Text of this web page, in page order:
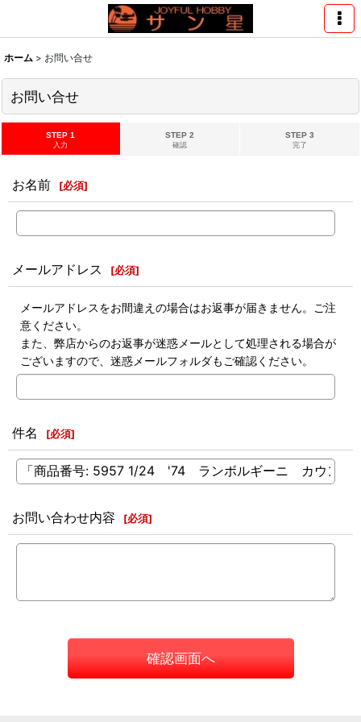
ホーム > お問い合せ
お問い合せ
STEP 1
入力
STEP 2
確認
STEP 3
完了
お名前 [必須]
メールアドレス [必須]
メールアドレスをお間違えの場合はお返事が届きません。ご注
意ください。
また、弊店からのお返事が迷惑メールとして処理される場合が
ございますので、迷惑メールフォルダもご確認ください。
件名 [必須]
お問い合わせ内容 [必須]
確認画面へ